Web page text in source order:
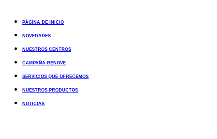
PÁGINA DE INICIO
NOVEDADES
NUESTROS CENTROS
CAMPAÑA RENOVE
SERVICIOS QUE OFRECEMOS
NUESTROS PRODUCTOS
NOTICIAS